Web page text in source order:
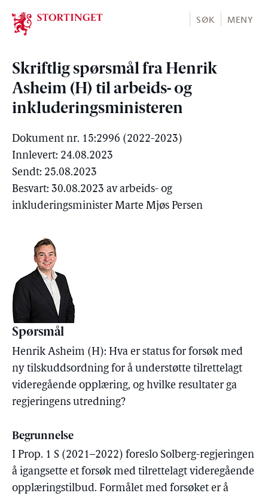
Stortinget.no
SØK MENY
Skriftlig spørsmål fra Henrik
Asheim (H) til arbeids- og
inkluderingsministeren
Dokument nr. 15:2996 (2022-2023)
Innlevert: 24.08.2023
Sendt: 25.08.2023
Besvart: 30.08.2023 av arbeids- og
inkluderingsminister Marte Mjøs Persen
Spørsmål
Henrik Asheim (H): Hva er status for forsøk med
ny tilskuddsordning for å understøtte tilrettelagt
videregående opplæring, og hvilke resultater ga
regjeringens utredning?
Begrunnelse
I Prop. 1 S (2021–2022) foreslo Solberg-regjeringen
å igangsette et forsøk med tilrettelagt videregående
opplæringstilbud. Formålet med forsøket er å